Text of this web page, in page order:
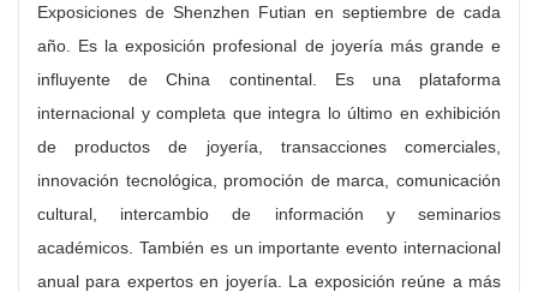
Exposiciones de Shenzhen Futian en septiembre de cada
año. Es la exposición profesional de joyería más grande e
influyente de China continental. Es una plataforma
internacional y completa que integra lo último en exhibición
de productos de joyería, transacciones comerciales,
innovación tecnológica, promoción de marca, comunicación
cultural, intercambio de información y seminarios
académicos. También es un importante evento internacional
anual para expertos en joyería. La exposición reúne a más